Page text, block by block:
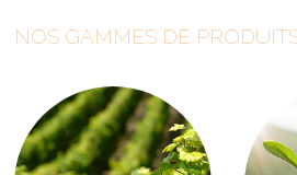
NOS GAMMES DE